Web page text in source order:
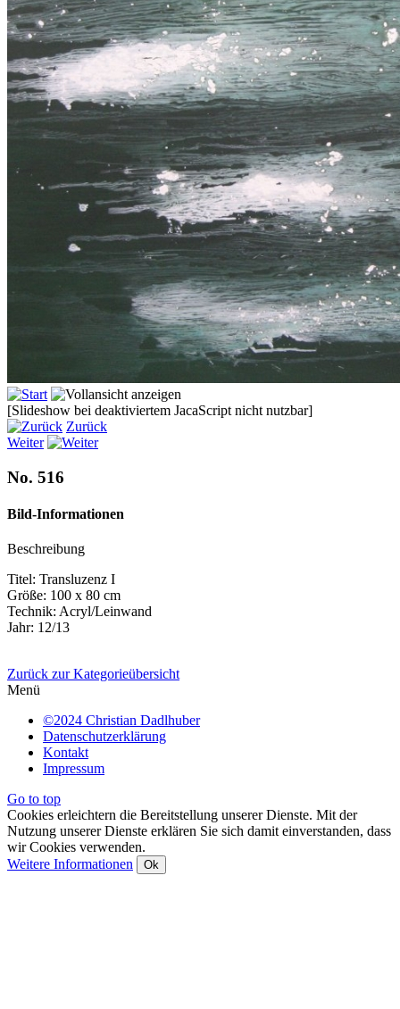
[Slideshow bei deaktiviertem JacaScript nicht nutzbar]
Zurück
Weiter
No. 516
Bild-Informationen
Beschreibung
Titel: Transluzenz I
Größe: 100 x 80 cm
Technik: Acryl/Leinwand
Jahr: 12/13
Zurück zur Kategorieübersicht
Menü
©2024 Christian Dadlhuber
Datenschutzerklärung
Kontakt
Impressum
Go to top
Cookies erleichtern die Bereitstellung unserer Dienste. Mit der
Nutzung unserer Dienste erklären Sie sich damit einverstanden, dass
wir Cookies verwenden.
Weitere Informationen
Ok